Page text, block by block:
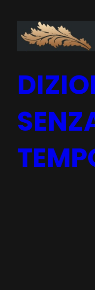
contenuto